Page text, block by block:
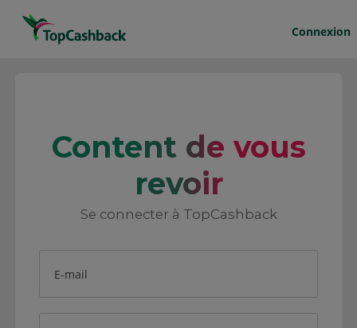
Connexion
Content de vous
revoir
Se connecter à TopCashback
E-mail